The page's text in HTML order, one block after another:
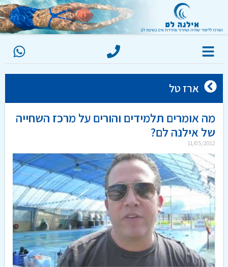
ארז טל
מה אומרים תלמידים והורים על מרכז השחייה
של אילנה לם?
11/05/2012